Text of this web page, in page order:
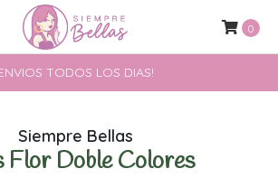
TODOS LOS DIAS!
0
Siempre Bellas
Flor Doble Colores